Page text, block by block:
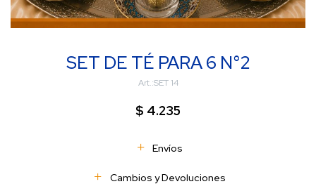
SET DE TÉ PARA 6 N°2
SET 14
$ 4.235
Envíos
Cambios y Devoluciones